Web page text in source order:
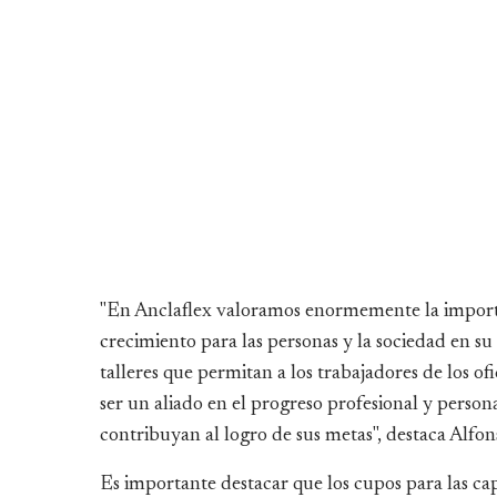
"En Anclaflex valoramos enormemente la
crecimiento para las personas y la sociedad en
talleres que permitan a los trabajadores de los
ser un aliado en el progreso profesional y
contribuyan al logro de sus metas", destaca
Es importante destacar que los cupos para las